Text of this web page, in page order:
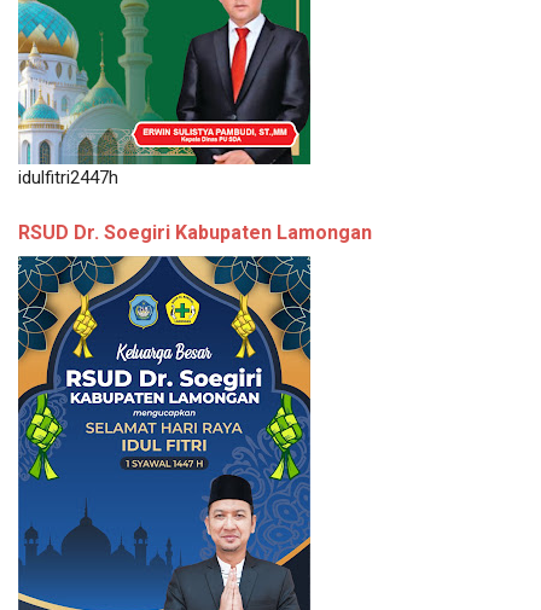
idulfitri2447h
RSUD Dr. Soegiri Kabupaten Lamongan